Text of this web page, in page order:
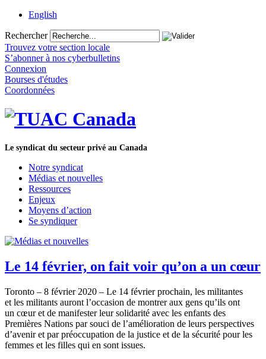
English
Rechercher
Trouvez votre section locale
S’abonner à nos cyberbulletins
Connexion
Bourses d'études
Coordonnées
Le syndicat du secteur privé au Canada
Notre syndicat
Médias et nouvelles
Ressources
Enjeux
Moyens d’action
Se syndiquer
Le 14 février, on fait voir qu’on a un cœur
Toronto – 8 février 2020 – Le 14 février prochain, les militantes
et les militants auront l’occasion de montrer aux gens qu’ils ont
un cœur et de manifester leur solidarité avec les enfants des
Premières Nations par souci de l’amélioration de leurs perspectives
d’avenir et par préoccupation de la justice et de la sécurité pour les
femmes et les filles qui en sont issues.